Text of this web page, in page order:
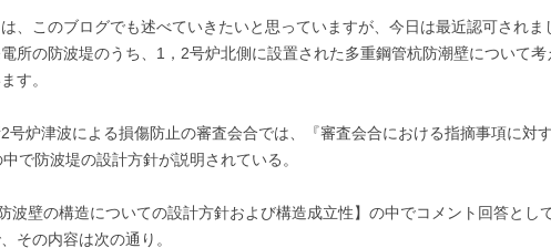
、このブログでも述べていきたいと思っていますが、今日は最近認可されま
所の防波堤のうち、1，2号炉北側に設置された多重鋼管杭防潮壁について考
す。
号炉津波による損傷防止の審査会合では、『審査会合における指摘事項に対
で防波堤の設計方針が説明されている。
波壁の構造についての設計方針および構造成立性】の中でコメント回答とし
その内容は次の通り。